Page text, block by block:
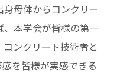
母体からコンクリー
、本学会が皆様の第一
ンクリート技術者と
を皆様が実感できる